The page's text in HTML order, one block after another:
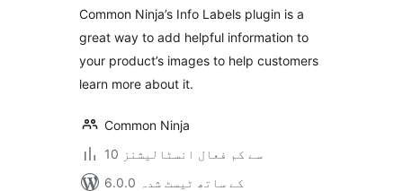
Common Ninja’s Info Labels plugin is a
great way to add helpful information to
your product’s images to help customers
learn more about it.
Common Ninja
10 سے کم فعال انسٹالیشنز
6.0.0 کے ساتھ ٹیسٹ شدہ